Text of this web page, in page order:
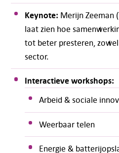
Keynote: Merijn Zeeman
laat zien hoe
tot beter presteren,
sector.
Interactieve workshops:
Arbeid & sociale
Weerbaar telen
Energie &